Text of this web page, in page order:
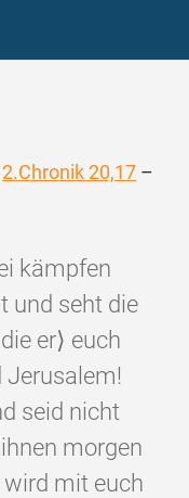
2.Chronik 20,17 –
kämpfen
und seht die
er⟩ euch
Jerusalem!
seid nicht
morgen
wird mit euch